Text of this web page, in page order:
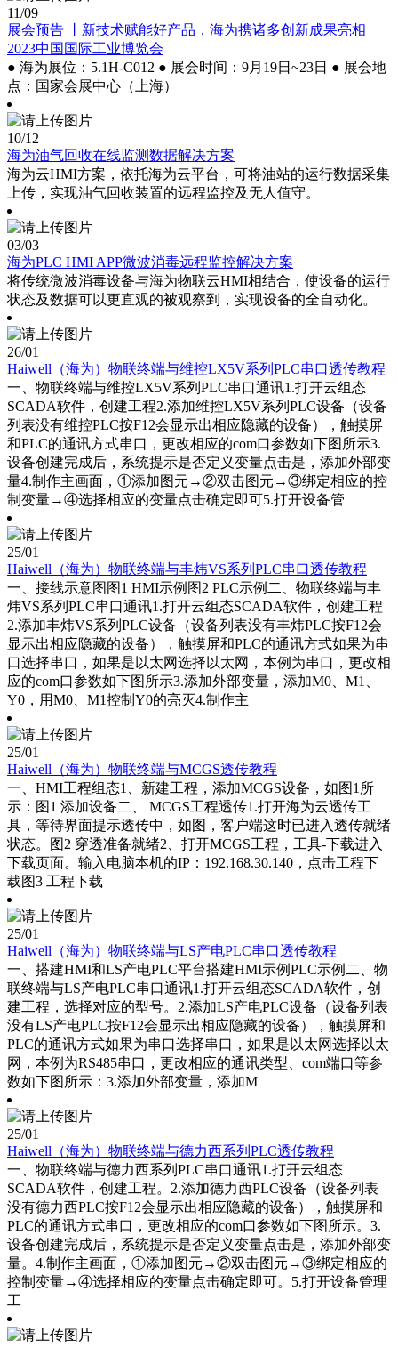
11/09
展会预告 丨新技术赋能好产品，海为携诸多创新成果亮相
2023中国国际工业博览会
● 海为展位：5.1H-C012 ● 展会时间：9月19日~23日 ● 展会地
点：国家会展中心（上海）
10/12
海为油气回收在线监测数据解决方案
海为云HMI方案，依托海为云平台，可将油站的运行数据采集
上传，实现油气回收装置的远程监控及无人值守。
03/03
海为PLC HMI APP微波消毒远程监控解决方案
将传统微波消毒设备与海为物联云HMI相结合，使设备的运行
状态及数据可以更直观的被观察到，实现设备的全自动化。
26/01
Haiwell（海为）物联终端与维控LX5V系列PLC串口透传教程
一、物联终端与维控LX5V系列PLC串口通讯1.打开云组态
SCADA软件，创建工程2.添加维控LX5V系列PLC设备（设备
列表没有维控PLC按F12会显示出相应隐藏的设备），触摸屏
和PLC的通讯方式串口，更改相应的com口参数如下图所示3.
设备创建完成后，系统提示是否定义变量点击是，添加外部变
量4.制作主画面，①添加图元→②双击图元→③绑定相应的控
制变量→④选择相应的变量点击确定即可5.打开设备管
25/01
Haiwell（海为）物联终端与丰炜VS系列PLC串口透传教程
一、接线示意图图1 HMI示例图2 PLC示例二、物联终端与丰
炜VS系列PLC串口通讯1.打开云组态SCADA软件，创建工程
2.添加丰炜VS系列PLC设备（设备列表没有丰炜PLC按F12会
显示出相应隐藏的设备），触摸屏和PLC的通讯方式如果为串
口选择串口，如果是以太网选择以太网，本例为串口，更改相
应的com口参数如下图所示3.添加外部变量，添加M0、M1、
Y0，用M0、M1控制Y0的亮灭4.制作主
25/01
Haiwell（海为）物联终端与MCGS透传教程
一、HMI工程组态1、新建工程，添加MCGS设备，如图1所
示：图1 添加设备二、 MCGS工程透传1.打开海为云透传工
具，等待界面提示透传中，如图，客户端这时已进入透传就绪
状态。图2 穿透准备就绪2、打开MCGS工程，工具-下载进入
下载页面。输入电脑本机的IP：192.168.30.140，点击工程下
载图3 工程下载
25/01
Haiwell（海为）物联终端与LS产电PLC串口透传教程
一、搭建HMI和LS产电PLC平台搭建HMI示例PLC示例二、物
联终端与LS产电PLC串口通讯1.打开云组态SCADA软件，创
建工程，选择对应的型号。2.添加LS产电PLC设备（设备列表
没有LS产电PLC按F12会显示出相应隐藏的设备），触摸屏和
PLC的通讯方式如果为串口选择串口，如果是以太网选择以太
网，本例为RS485串口，更改相应的通讯类型、com端口等参
数如下图所示：3.添加外部变量，添加M
25/01
Haiwell（海为）物联终端与德力西系列PLC透传教程
一、物联终端与德力西系列PLC串口通讯1.打开云组态
SCADA软件，创建工程。2.添加德力西PLC设备（设备列表
没有德力西PLC按F12会显示出相应隐藏的设备），触摸屏和
PLC的通讯方式串口，更改相应的com口参数如下图所示。3.
设备创建完成后，系统提示是否定义变量点击是，添加外部变
量。4.制作主画面，①添加图元→②双击图元→③绑定相应的
控制变量→④选择相应的变量点击确定即可。5.打开设备管理
工